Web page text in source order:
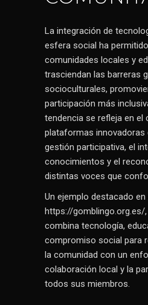
La integración de
esfera social ha
comunidades locales y
trasciendan las barreras
socioculturales,
participación más
tendencia se refleja en el
plataformas innovadoras
gestión participativa, el
conocimientos y el
distintas voces que
Un ejemplo destacado
https://gomblingo.org.es/
combina tecnología,
compromiso social para
la comunidad con un
colaboración local y la
todos sus miembros.